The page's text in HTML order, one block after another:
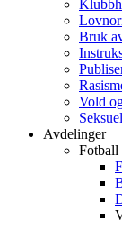
Bruk
Vold
Avdelinger
Fotball